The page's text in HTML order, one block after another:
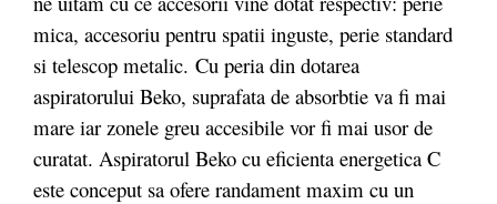
mica, accesoriu pentru spatii inguste, perie standard
si telescop metalic. Cu peria din dotarea
aspiratorului Beko, suprafata de absorbtie va fi mai
mare iar zonele greu accesibile vor fi mai usor de
curatat. Aspiratorul Beko cu eficienta energetica C
este conceput sa ofere randament maxim cu un